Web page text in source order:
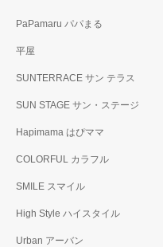
PaPamaru パパまる
平屋
SUNTERRACE サン テラス
SUN STAGE サン・ステージ
Hapimama はぴママ
COLORFUL カラフル
SMILE スマイル
High Style ハイスタイル
Urban アーバン